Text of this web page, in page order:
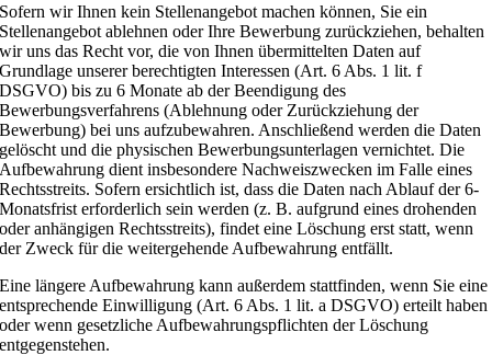
Sofern wir Ihnen kein Stellenangebot machen können, Sie ein
Stellenangebot ablehnen oder Ihre Bewerbung zurückziehen, behalten
wir uns das Recht vor, die von Ihnen übermittelten Daten auf
Grundlage unserer berechtigten Interessen (Art. 6 Abs. 1 lit. f
DSGVO) bis zu 6 Monate ab der Beendigung des
Bewerbungsverfahrens (Ablehnung oder Zurückziehung der
Bewerbung) bei uns aufzubewahren. Anschließend werden die Daten
gelöscht und die physischen Bewerbungsunterlagen vernichtet. Die
Aufbewahrung dient insbesondere Nachweiszwecken im Falle eines
Rechtsstreits. Sofern ersichtlich ist, dass die Daten nach Ablauf der 6-
Monatsfrist erforderlich sein werden (z. B. aufgrund eines drohenden
oder anhängigen Rechtsstreits), findet eine Löschung erst statt, wenn
der Zweck für die weitergehende Aufbewahrung entfällt.
Eine längere Aufbewahrung kann außerdem stattfinden, wenn Sie eine
entsprechende Einwilligung (Art. 6 Abs. 1 lit. a DSGVO) erteilt haben
oder wenn gesetzliche Aufbewahrungspflichten der Löschung
entgegenstehen.